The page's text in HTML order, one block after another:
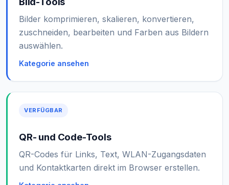
Bilder komprimieren, skalieren, konvertieren,
zuschneiden, bearbeiten und Farben aus Bildern
auswählen.
Kategorie ansehen
VERFÜGBAR
QR- und Code-Tools
QR-Codes für Links, Text, WLAN-Zugangsdaten
und Kontaktkarten direkt im Browser erstellen.